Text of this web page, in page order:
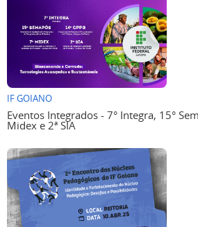
IF GOIANO
Eventos Integrados - 7° Integra, 15°
Midex e 2ª SIA